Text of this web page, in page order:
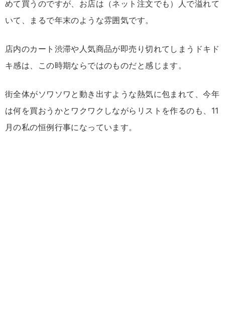
めて買うのですが、お店は（ネット注文でも）人で溢れて
いて、まるで年末のような雰囲気です。
店内のカート渋滞や人気商品が即売り切れてしまうドキド
キ感は、この時期ならではのものだと感じます。
街全体がソワソワと動き出すような熱気に包まれて、今年
は何を買おうかとワクワクしながらリストを作るのも、11
月の私の恒例行事になっています。